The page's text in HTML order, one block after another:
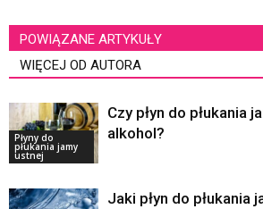
POWIĄZANE ARTYKUŁY
WIĘCEJ OD AUTORA
Płyny do
płukania jamy
ustnej
Czy płyn do płukania
alkohol?
Jaki płyn do płukania